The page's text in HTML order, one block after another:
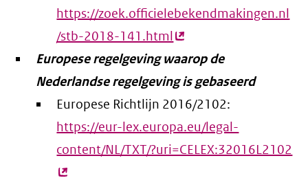
https://zoek.officielebekendmakingen.nl
/stb-2018-141.html(externe
link)
Europese regelgeving waarop de
Nederlandse regelgeving is gebaseerd
Europese Richtlijn 2016/2102:
https://eur-lex.europa.eu/legal-
content/NL/TXT/?uri=CELEX:32016L2102